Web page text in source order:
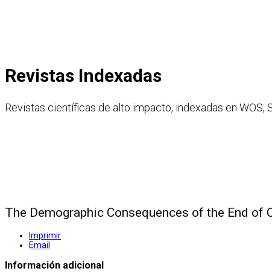
Revistas Indexadas
Revistas científicas de alto impacto, indexadas en WOS,
The Demographic Consequences of the End
Imprimir
Email
Información adicional